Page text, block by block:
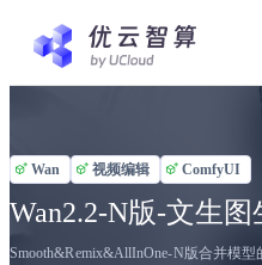
Wan 视频编辑 ComfyUI
Wan2.2-N版-文生
Smooth&Remix&AllInOne-N版合并模型